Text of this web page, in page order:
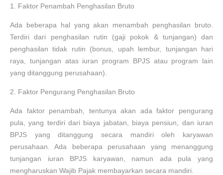
1. Faktor Penambah Penghasilan Bruto
Ada beberapa hal yang akan menambah penghasilan bruto.
Terdiri dari penghasilan rutin (gaji pokok & tunjangan) dan
penghasilan tidak rutin (bonus, upah lembur, tunjangan hari
raya, tunjangan atas iuran program BPJS atau program lain
yang ditanggung perusahaan).
2. Faktor Pengurang Penghasilan Bruto
Ada faktor penambah, tentunya akan ada faktor pengurang
pula, yang terdiri dari biaya jabatan, biaya pensiun, dan iuran
BPJS yang ditanggung secara mandiri oleh karyawan
perusahaan. Ada beberapa perusahaan yang menanggung
tunjangan iuran BPJS karyawan, namun ada pula yang
mengharuskan Wajib Pajak membayarkan secara mandiri.